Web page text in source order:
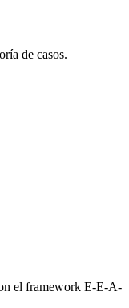
de casos.
el framework E-E-A-